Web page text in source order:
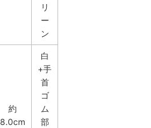
リ
ー
ン
約
8.0cm
白
+手
首
ゴ
ム
部